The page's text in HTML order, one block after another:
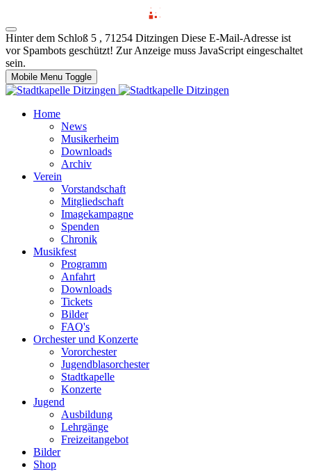
Hinter dem Schloß 5 , 71254 Ditzingen Diese E-Mail-Adresse ist
vor Spambots geschützt! Zur Anzeige muss JavaScript eingeschaltet
sein.
Mobile Menu Toggle
Home
News
Musikerheim
Downloads
Archiv
Verein
Vorstandschaft
Mitgliedschaft
Imagekampagne
Spenden
Chronik
Musikfest
Programm
Anfahrt
Downloads
Tickets
Bilder
FAQ's
Orchester und Konzerte
Vororchester
Jugendblasorchester
Stadtkapelle
Konzerte
Jugend
Ausbildung
Lehrgänge
Freizeitangebot
Bilder
Shop